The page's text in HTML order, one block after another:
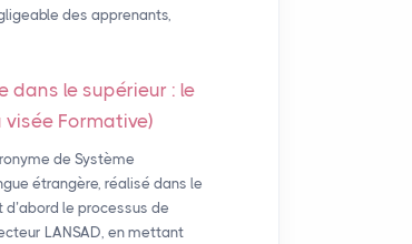
des apprenants,
dans le supérieur : le
visée Formative)
de Système
étrangère, réalisé dans le
d’abord le processus de
LANSAD, en mettant